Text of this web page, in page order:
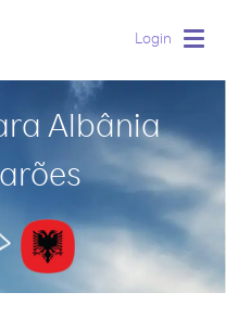
Login
Albânia